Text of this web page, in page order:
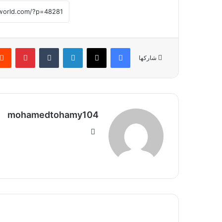
شاركها
فيسبوك ‫X لينكدإن
mohamedtohamy104